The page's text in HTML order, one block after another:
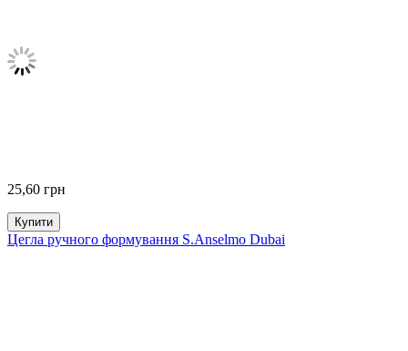
25,60 грн
Купити
Цегла ручного формування S.Anselmo Dubai